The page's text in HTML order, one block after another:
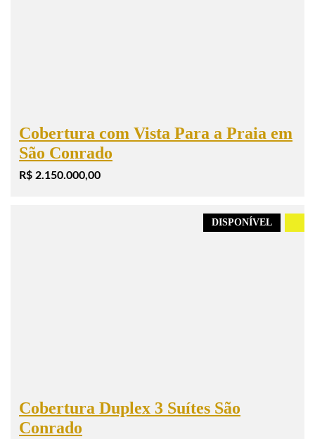
Cobertura com Vista Para a Praia em
São Conrado
R$ 2.150.000,00
DISPONÍVEL
Cobertura Duplex 3 Suítes São
Conrado